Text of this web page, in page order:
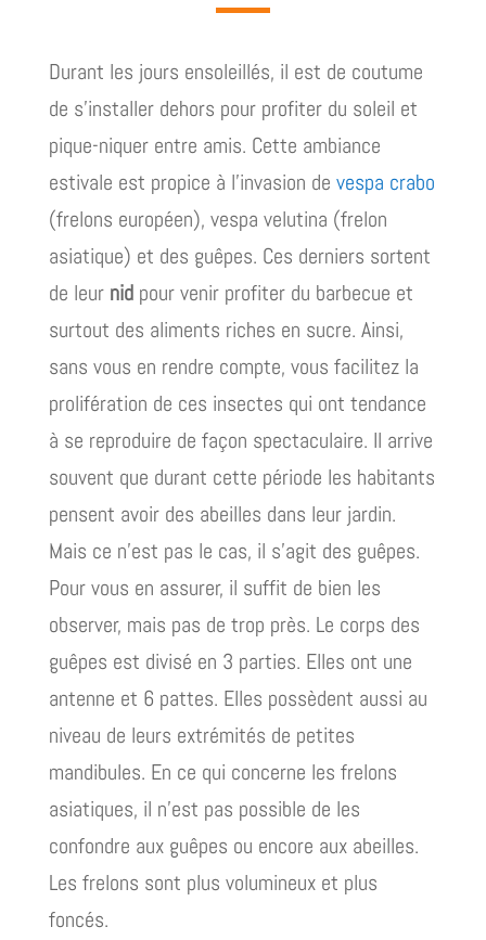
Durant les jours ensoleillés, il est de coutume
de s’installer dehors pour profiter du soleil et
pique-niquer entre amis. Cette ambiance
estivale est propice à l’invasion de vespa crabo
(frelons européen), vespa velutina (frelon
asiatique) et des guêpes. Ces derniers sortent
de leur nidpour venir profiter du barbecue et
surtout des aliments riches en sucre. Ainsi,
sans vous en rendre compte, vous facilitez la
prolifération de ces insectes qui ont tendance
à se reproduire de façon spectaculaire. Il arrive
souvent que durant cette période les habitants
pensent avoir des abeilles dans leur jardin.
Mais ce n’est pas le cas, il s’agit des guêpes.
Pour vous en assurer, il suffit de bien les
observer, mais pas de trop près. Le corps des
guêpes est divisé en 3 parties. Elles ont une
antenne et 6 pattes. Elles possèdent aussi au
niveau de leurs extrémités de petites
mandibules. En ce qui concerne les frelons
asiatiques, il n’est pas possible de les
confondre aux guêpes ou encore aux abeilles.
Les frelons sont plus volumineux et plus
foncés.